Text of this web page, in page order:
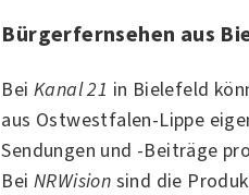
Bürgerfernsehen aus
BeiKanal 21 in Bielefeld
aus Ostwestfalen-Lippe
Sendungen und -Beiträge
BeiNRWision sind die